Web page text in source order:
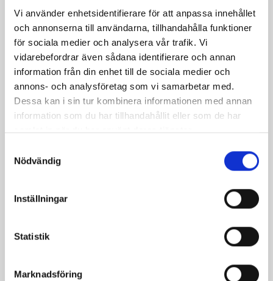
Vi använder enhetsidentifierare för att anpassa innehållet
och annonserna till användarna, tillhandahålla funktioner
för sociala medier och analysera vår trafik. Vi
vidarebefordrar även sådana identifierare och annan
information från din enhet till de sociala medier och
annons- och analysföretag som vi samarbetar med.
Dessa kan i sin tur kombinera informationen med annan
information som du har tillhandahållit eller som de har
samlat in när du har använt deras tjänster.
Nödvändig
Inställningar
Statistik
Marknadsföring
på kanterna. Under tiden osten grillas, blanda salladen
och rödlök i en stor skål. Gör dressingen genom att
blanda olivolja och balsamvinäger eller citronsaft i en
liten skål. Smaka av med salt och svartpeppar. Lägg
grillad Norrloumi, skivade päron, salladsärtor och
granatäpple över salladen. Ringla dressingen över
salladen och vänd försiktigt så att alla ingredienser är
jämnt täckta. Om du vill kan du strö över lite
färskhackad mynta eller basilika för extra smak och
Tips! Variera gärna din sallad med andra råvaror,